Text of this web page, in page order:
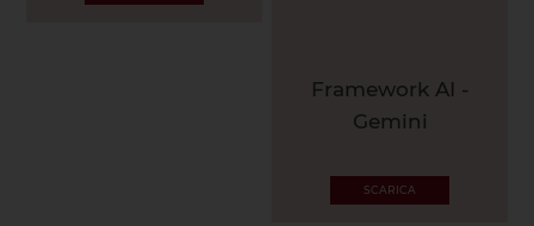
Framework AI -
Gemini
SCARICA